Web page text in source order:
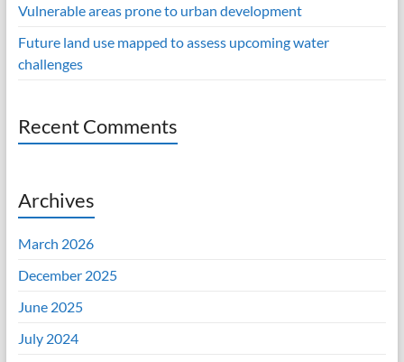
Vulnerable areas prone to urban development
Future land use mapped to assess upcoming water
challenges
Recent Comments
Archives
March 2026
December 2025
June 2025
July 2024